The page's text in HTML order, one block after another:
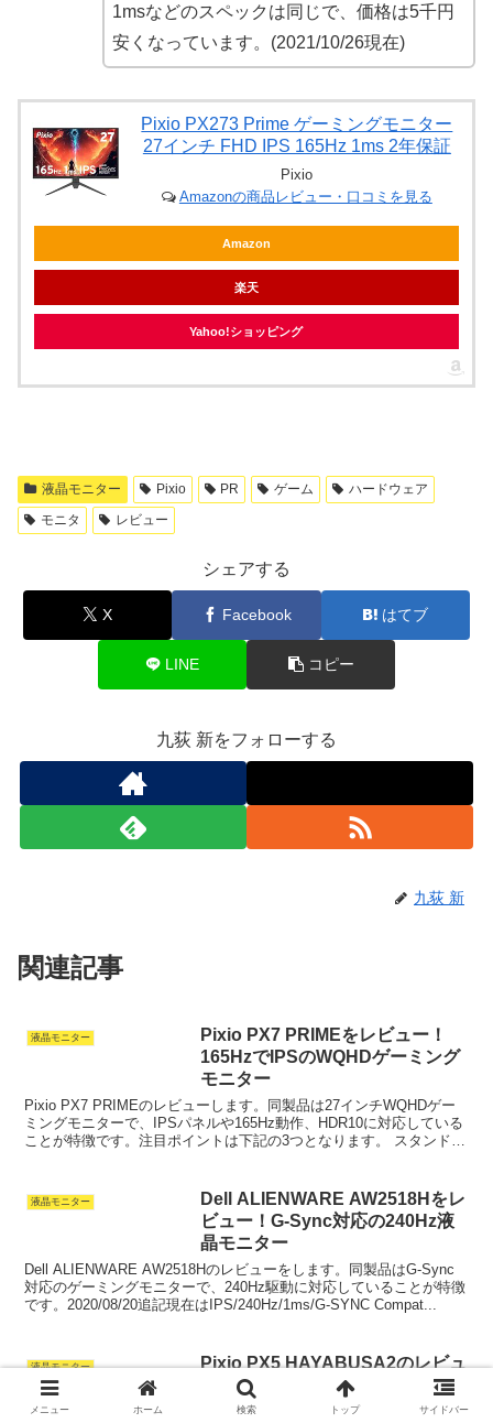
1msなどのスペックは同じで、価格は5千円
安くなっています。(2021/10/26現在)
Pixio PX273 Prime ゲーミングモニター
27インチ FHD IPS 165Hz 1ms 2年保証
Pixio
Amazonの商品レビュー・口コミを見る
Amazon
楽天
Yahoo!ショッピング
液晶モニター Pixio PR ゲーム
ハードウェア
モニタ
レビュー
シェアする
X Facebook はてブ
LINE コピー
九荻 新をフォローする
九荻 新
関連記事
液晶モニター
Pixio PX7 PRIMEをレビュー！
165HzでIPSのWQHDゲーミング
モニター
Pixio PX7 PRIMEのレビューします。同製品は27インチWQHDゲー
ミングモニターで、IPSパネルや165Hz動作、HDR10に対応している
ことが特徴です。注目ポイントは下記の3つとなります。 スタンドが
液晶モニター
Dell ALIENWARE AW2518Hをレ
ビュー！G-Sync対応の240Hz液
晶モニター
Dell ALIENWARE AW2518Hのレビューをします。同製品はG-Sync
対応のゲーミングモニターで、240Hz駆動に対応していることが特徴
です。2020/08/20追記現在はIPS/240Hz/1ms/G-SYNC Compat...
液晶モニター
Pixio PX5 HAYABUSA2のレビュ
ー！240Hz,IPS,1msのゲーミング
モニター
メニュー ホーム 検索 トップ サイドバー